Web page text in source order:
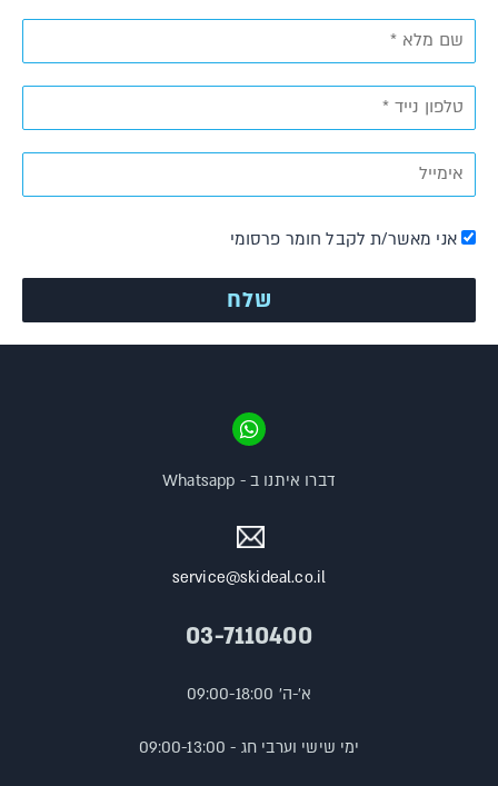
אני מאשר/ת לקבל חומר פרסומי
service@skideal.co.il
03-7110400
א'-ה' 09:00-18:00
ימי שישי וערבי חג - 09:00-13:00
דברו איתנו ב - Whatsapp